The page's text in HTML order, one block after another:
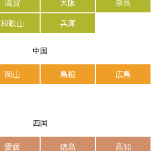
和歌山 兵庫
中国
岡山 島根
広島
四国
愛媛 徳島 高知